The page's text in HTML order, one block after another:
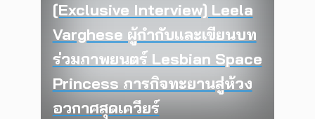
[Exclusive Interview] Leela
Varghese ผู้กำกับและเขียนบท
ร่วมภาพยนตร์ Lesbian Space
Princess ภารกิจทะยานสู่ห้วง
อวกาศสุดเควียร์